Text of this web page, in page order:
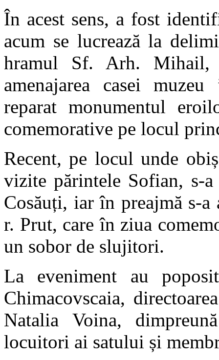
În acest sens, a fost
acum se lucrează la
hramul Sf. Arh. Mihail,
amenajarea casei
reparat monumentul
comemorative pe locul
Recent, pe locul unde
vizite părintele Sofian, s-
Cosăuți, iar în preajmă s-a
r. Prut, care în ziua
un sobor de slujitori.
La eveniment au
Chimacovscaia,
Natalia Voina,
locuitori ai satului și